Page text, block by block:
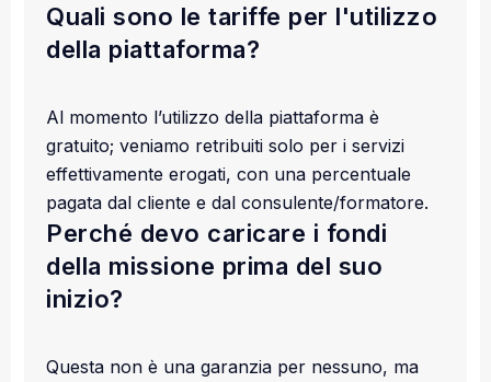
Quali sono le tariffe per l'utilizzo
della piattaforma?
Al momento l’utilizzo della piattaforma è
gratuito; veniamo retribuiti solo per i servizi
effettivamente erogati, con una percentuale
pagata dal cliente e dal consulente/formatore.
Perché devo caricare i fondi
della missione prima del suo
inizio?
Questa non è una garanzia per nessuno, ma